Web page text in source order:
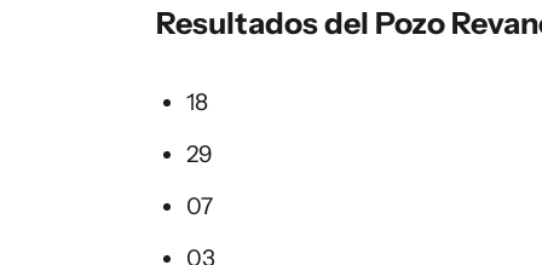
Resultados del Pozo
18
29
07
03